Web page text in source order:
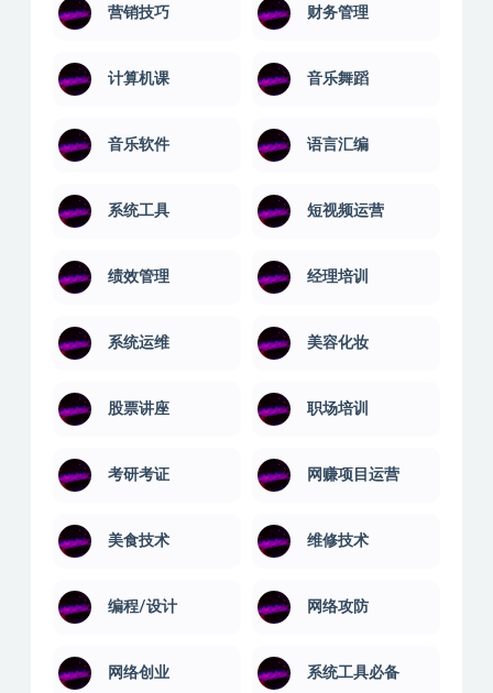
营销技巧 财务管理
计算机课 音乐舞蹈
音乐软件 语言汇编
系统工具 短视频运营
绩效管理 经理培训
系统运维 美容化妆
股票讲座 职场培训
考研考证 网赚项目运营
美食技术 维修技术
编程/设计 网络攻防
网络创业 系统工具必备